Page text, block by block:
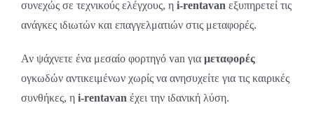
συνεχώς σε τεχνικούς ελέγχους, η i-rentavan εξυπηρετεί τις
ανάγκες ιδιωτών και επαγγελματιών στις μεταφορές.
Αν ψάχνετε ένα μεσαίο φορτηγό van για μεταφορές
ογκωδών αντικειμένων χωρίς να ανησυχείτε για τις καιρικές
συνθήκες, η i-rentavan έχει την ιδανική λύση.